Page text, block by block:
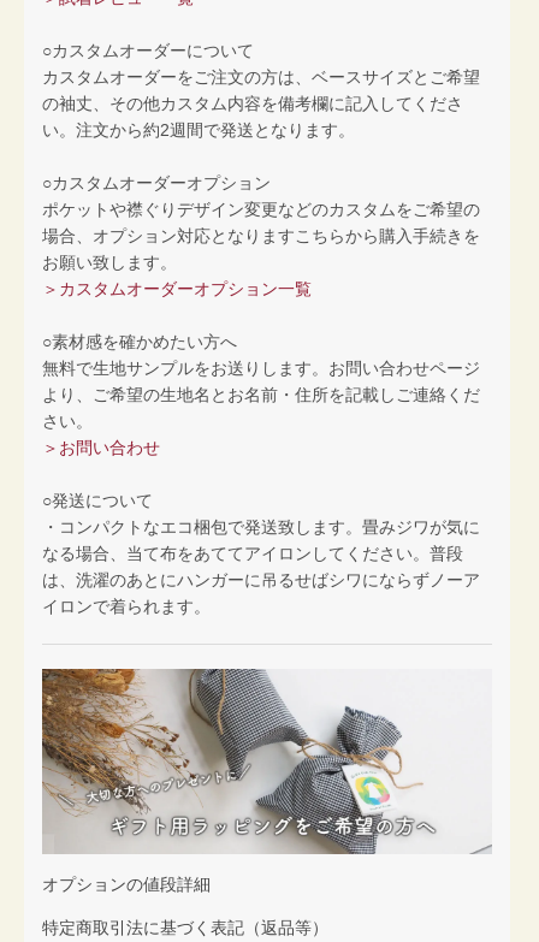
○カスタムオーダーについて
カスタムオーダーをご注文の方は、ベースサイズとご希望
の袖丈、その他カスタム内容を備考欄に記入してくださ
い。注文から約2週間で発送となります。
○カスタムオーダーオプション
ポケットや襟ぐりデザイン変更などのカスタムをご希望の
場合、オプション対応となりますこちらから購入手続きを
お願い致します。
＞カスタムオーダーオプション一覧
○素材感を確かめたい方へ
無料で生地サンプルをお送りします。お問い合わせページ
より、ご希望の生地名とお名前・住所を記載しご連絡くだ
さい。
＞お問い合わせ
○発送について
・コンパクトなエコ梱包で発送致します。畳みジワが気に
なる場合、当て布をあててアイロンしてください。普段
は、洗濯のあとにハンガーに吊るせばシワにならずノーア
イロンで着られます。
オプションの値段詳細
特定商取引法に基づく表記（返品等）